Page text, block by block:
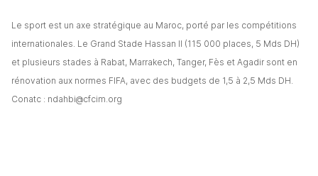
Le sport est un axe stratégique au Maroc, porté par les compétitions
internationales. Le Grand Stade Hassan II (115 000 places, 5 Mds DH)
et plusieurs stades à Rabat, Marrakech, Tanger, Fès et Agadir sont en
rénovation aux normes FIFA, avec des budgets de 1,5 à 2,5 Mds DH.
Conatc : ndahbi@cfcim.org